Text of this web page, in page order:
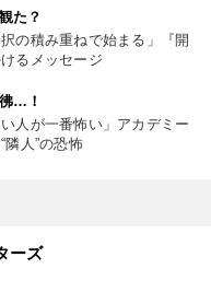
た？
の積み重ねで始まる」『開
るメッセージ
…！
い人が一番怖い」アカデミー
隣人”の恐怖
ーズ